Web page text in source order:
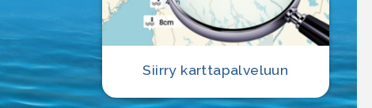
Siirry karttapalveluun